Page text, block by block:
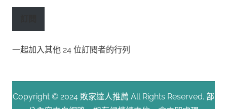
郵
址
一起加入其他 24 位訂閱者的行列
Copyright © 2024 敗家達人推薦 All Rights Reserved. 部